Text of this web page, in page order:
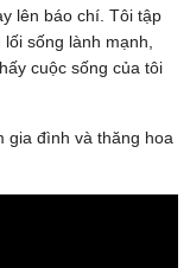
lên báo chí. Tôi tập
sống lành mạnh,
cuộc sống của tôi
gia đình và thăng hoa